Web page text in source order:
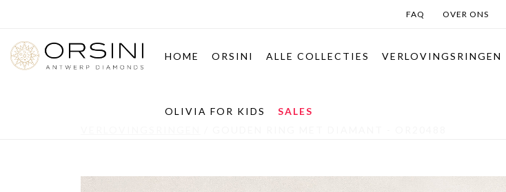
FAQ OVER ONS
HOME ORSINI ALLE COLLECTIES VERLOVINGSRINGEN
OLIVIA FOR KIDS
SALES